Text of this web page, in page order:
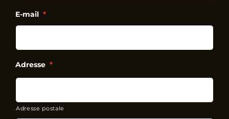
E-mail *
Adresse *
Adresse postale